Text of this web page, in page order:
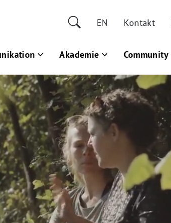
EN Kontakt
Akademie Community